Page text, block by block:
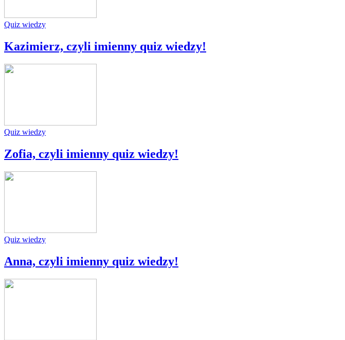
Quiz wiedzy
Kazimierz, czyli imienny quiz wiedzy!
Quiz wiedzy
Zofia, czyli imienny quiz wiedzy!
Quiz wiedzy
Anna, czyli imienny quiz wiedzy!